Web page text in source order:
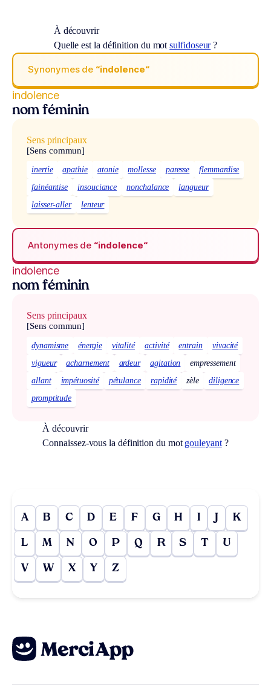
À découvrir
Quelle est la définition du motsulfidoseur?
Synonymes de “indolence“
indolence
nom féminin
Sens principaux
[Sens commun]
inertie apathie atonie mollesse paresse
flemmardise
fainéantise
insouciance nonchalance
langueur
laisser-aller
lenteur
Antonymes de “indolence“
indolence
nom féminin
Sens principaux
[Sens commun]
dynamisme énergie vitalité activité entrain
vivacité
vigueur
acharnement ardeur agitation
empressement
allant
impétuosité pétulance rapidité zèle
diligence
promptitude
À découvrir
Connaissez-vous la définition du mot gouleyant?
A B C D E F G H I J K
L M N O P Q R S T U
V W X Y Z